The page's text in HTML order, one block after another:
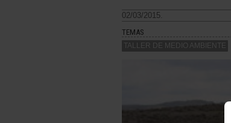
02/03/2015.
TEMAS
TALLER DE MEDIO AMBIENTE